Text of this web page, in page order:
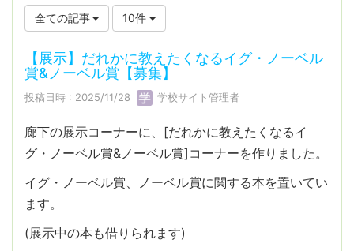
全ての記事 10件
【展示】だれかに教えたくなるイグ・ノーベル
賞&ノーベル賞【募集】
投稿日時 : 2025/11/28 学校サイト管理者
廊下の展示コーナーに、[だれかに教えたくなるイ
グ・ノーベル賞&ノーベル賞]コーナーを作りました。
イグ・ノーベル賞、ノーベル賞に関する本を置いてい
ます。
(展示中の本も借りられます)